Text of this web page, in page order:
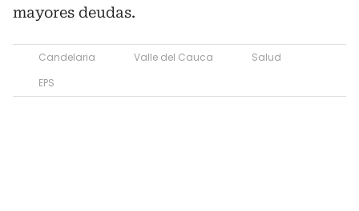
mayores deudas.
Candelaria Valle del Cauca
Salud
EPS